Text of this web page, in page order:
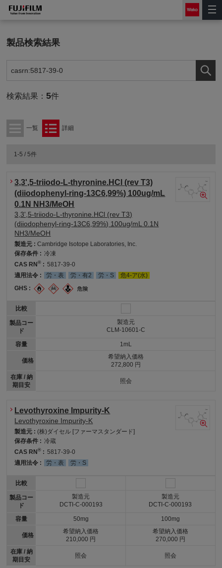
製品検索結果
検索結果：5件
一覧 詳細
1-5 / 5件
3,3',5-triiodo-L-thyronine.HCl (rev T3)
(diiodophenyl-ring-13C6,99%) 100ug/mL
0.1N NH3/MeOH
3,3',5-triiodo-L-thyronine.HCl (rev T3)
(diiodophenyl-ring-13C6,99%) 100ug/mL 0.1N
NH3/MeOH
製造元 :Cambridge Isotope Laboratories, Inc.
保存条件 : 冷凍
CAS RN® : 5817-39-0
適用法令 :
労・表 労・有2 労・S
危4-ア(水)
GHS :
比較
製品コー
ド
容量
価格
在庫 / 納
期目安
製造元
CLM-10601-C
1mL
希望納入価格
272,800 円
照会
Levothyroxine Impurity-K
Levothyroxine Impurity-K
製造元 :(株)ダイセル [ファーマスタンダード]
保存条件 : 冷蔵
CAS RN® : 5817-39-0
適用法令 :
労・表 労・S
比較
製品コー
ド
容量
価格
在庫 / 納
期目安
製造元
DCTI-C-000193
50mg
希望納入価格
210,000 円
照会
製造元
DCTI-C-000193
100mg
希望納入価格
270,000 円
照会